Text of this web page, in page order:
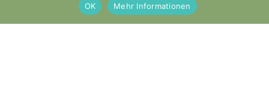
Rechnung von uns. Bitte überweise den
Gesamtbetrag innerhalb von 14 Tagen auf
OK
Mehr Informationen